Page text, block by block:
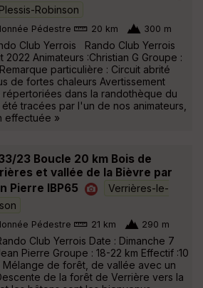
Robinson
Pédestre 20 km 300 m
Club Yerrois Rando Club Yerrois
Animateurs :Christian G Groupe :
particulière : Circuit abrité
de fortes chaleurs Avertissement
dans la randothèque du
tracées par l'un de nos animateurs,
effectuée »
23 Boucle 20 km Bois de
et vallée de la Bièvre par
Pierre IBP65
Verrières-le-
Pédestre 21 km 290 m
Club Yerrois Date : Dimanche 7
Pierre Groupe : 18-22 km Effectif :10
Mélange de forêt, de vallée avec un
de la forêt de Verrière vers la